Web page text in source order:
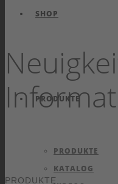
SHOP
PRODUKTE
PRODUKTE
KATALOG
PRODUKTE